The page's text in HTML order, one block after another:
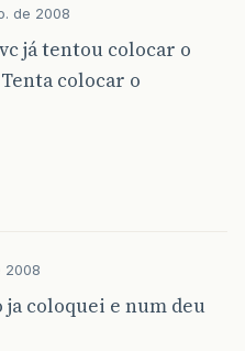
de 2008
já tentou colocar o
colocar o
2008
coloquei e num deu